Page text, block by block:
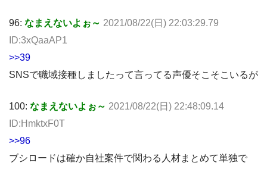
96: なまえないよぉ～ 2021/08/22(日) 22:03:29.79
ID:3xQaaAP1
>>39
SNSで職域接種しましたって言ってる声優そこそこいるが
100: なまえないよぉ～ 2021/08/22(日) 22:48:09.14
ID:HmktxF0T
>>96
ブシロードは確か自社案件で関わる人材まとめて単独で